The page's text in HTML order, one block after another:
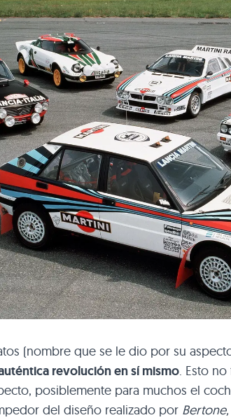
(nombre que se le dio por su
revolución en sí mismo. Esto
posiblemente para muchos el
del diseño realizado por Bertone,